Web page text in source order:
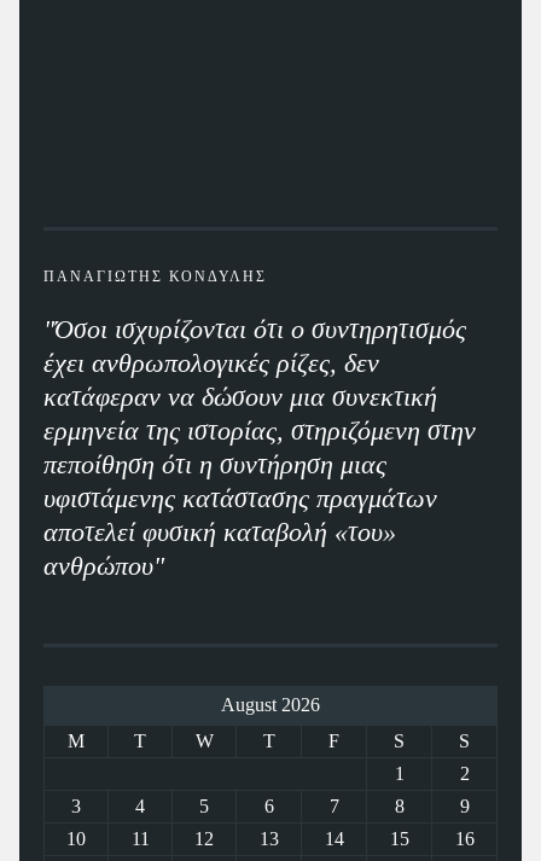
ΠΑΝΑΓΙΩΤΗΣ ΚΟΝΔΥΛΗΣ
"Όσοι ισχυρίζονται ότι ο συντηρητισμός
έχει ανθρωπολογικές ρίζες, δεν
κατάφεραν να δώσουν μια συνεκτική
ερμηνεία της ιστορίας, στηριζόμενη στην
πεποίθηση ότι η συντήρηση μιας
υφιστάμενης κατάστασης πραγμάτων
αποτελεί φυσική καταβολή «του»
ανθρώπου"
August 2026
M
T W T F S
S
1
2
3
4 5 6 7 8
9
10
11 12 13 14 15
16